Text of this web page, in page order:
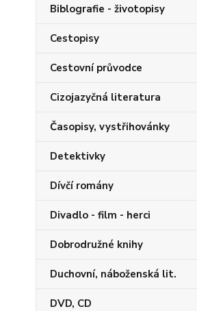
Biblografie - životopisy
Cestopisy
Cestovní průvodce
Cizojazyčná literatura
Časopisy, vystřihovánky
Detektivky
Dívčí romány
Divadlo - film - herci
Dobrodružné knihy
Duchovní, náboženská lit.
DVD, CD